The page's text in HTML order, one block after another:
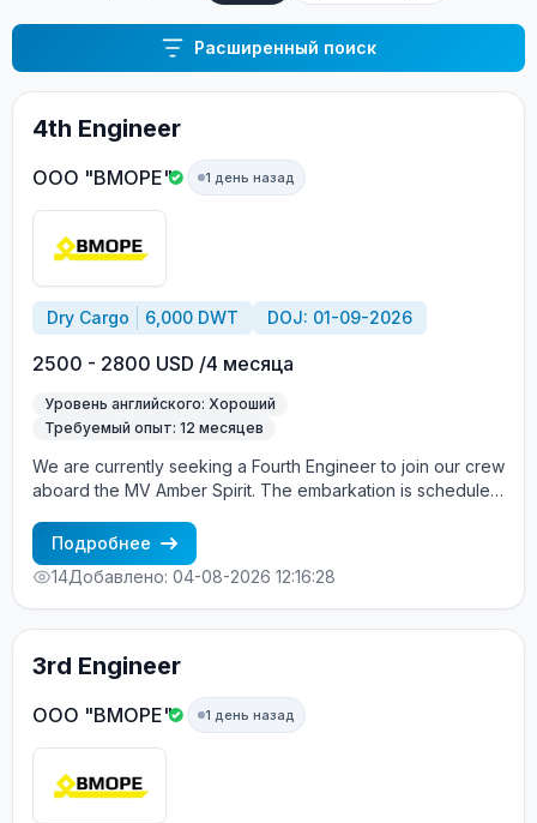
Расширенный поиск
4th Engineer
ООО "ВМОРЕ" 1 день назад
Dry Cargo 6,000 DWT DOJ: 01-09-2026
2500 - 2800 USD /4 месяца
Уровень английского: Хороший
Требуемый опыт: 12 месяцев
We are currently seeking a Fourth Engineer to join our crew
aboard the MV Amber Spirit. The embarkation is scheduled
About the Vessel: MV Amber Spirit is a modern cargo
vessel registered under the A&B. For more detailed
information about the vessel, please visit Marinetrafic.
Candidate Requirements: A degree in Marine Engineering
or a related technical field. At least 2 contracts of
experience as an engineer on merchant ships. Proficiency
in English at an Upper-Intermediate level or higher. Terms
of Employment: Contract duration: 4 +/- months. Salary
details will be discussed with successful candidates.
Подробнее
14Добавлено: 04-08-2026 12:16:28
3rd Engineer
ООО "ВМОРЕ" 1 день назад